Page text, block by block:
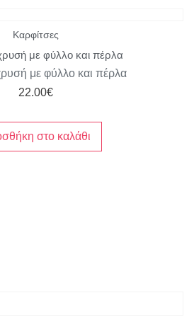
Καρφίτσες
με φύλλο και πέρλα
με φύλλο και πέρλα
22.00€
στο καλάθι